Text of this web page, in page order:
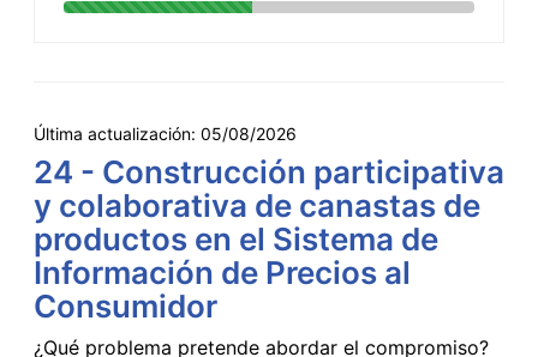
Última actualización: 05/08/2026
24 - Construcción participativa
y colaborativa de canastas de
productos en el Sistema de
Información de Precios al
Consumidor
¿Qué problema pretende abordar el compromiso?